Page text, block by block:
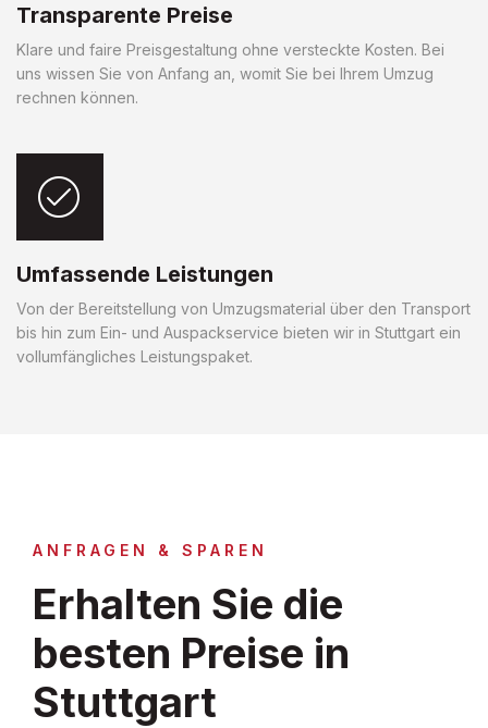
Transparente Preise
Klare und faire Preisgestaltung ohne versteckte Kosten. Bei
uns wissen Sie von Anfang an, womit Sie bei Ihrem Umzug
rechnen können.
Umfassende Leistungen
Von der Bereitstellung von Umzugsmaterial über den Transport
bis hin zum Ein- und Auspackservice bieten wir in Stuttgart ein
vollumfängliches Leistungspaket.
ANFRAGEN & SPAREN
Erhalten Sie die
besten Preise in
Stuttgart